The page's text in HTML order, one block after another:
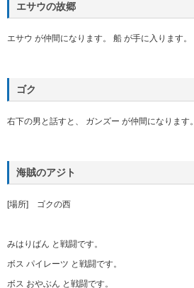
エサウの故郷
エサウ が仲間になります。 船 が手に入ります。
ゴク
右下の男と話すと、 ガンズー が仲間になります。
海賊のアジト
[場所] ゴクの西
みはりばん と戦闘です。
ボス パイレーツ と戦闘です。
ボス おやぶん と戦闘です。